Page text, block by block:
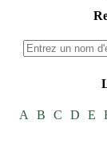
A B C D E